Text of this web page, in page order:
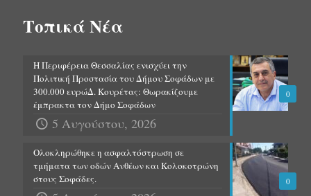
Τοπικά Νέα
0
Η Περιφέρεια Θεσσαλίας ενισχύει την
Πολιτική Προστασία του Δήμου Σοφάδων με
300.000 ευρώΔ. Κουρέτας: Θωρακίζουμε
έμπρακτα τον Δήμο Σοφάδων
5 Αυγούστου, 2026
0
Ολοκληρώθηκε η ασφαλτόστρωση σε
τμήματα των οδών Ανθέων και Κολοκοτρώνη
στους Σοφάδες.